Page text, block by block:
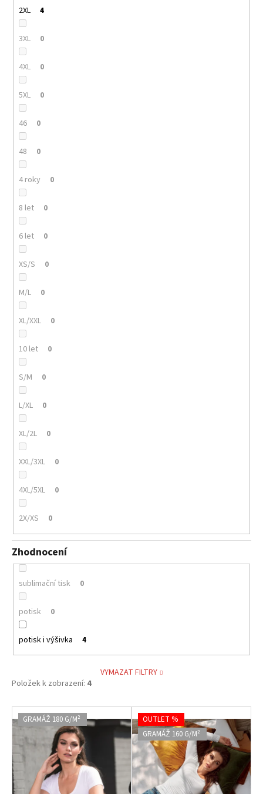
2XL 4
3XL 0
4XL 0
5XL 0
46 0
48 0
4 roky 0
8 let 0
6 let 0
XS/S 0
M/L 0
XL/XXL 0
10 let 0
S/M 0
L/XL 0
XL/2L 0
XXL/3XL 0
4XL/5XL 0
2X/XS 0
Zhodnocení
sublimační tisk 0
potisk 0
potisk i výšivka 4
VYMAZAT FILTRY
Položek k zobrazení: 4
V
ý
p
i
s
p
GRAMÁŽ 180 G/M²
OUTLET %
GRAMÁŽ 160 G/M²